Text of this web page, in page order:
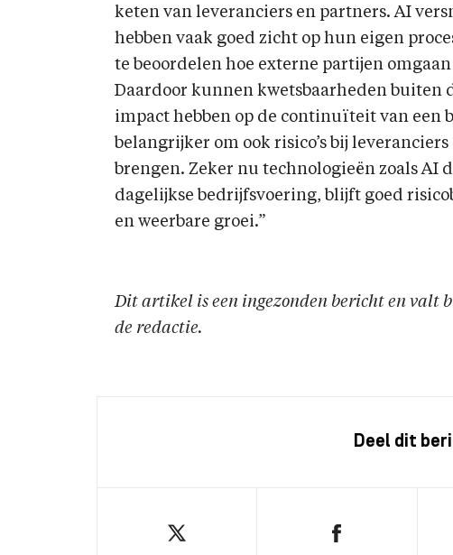
keten van leveranciers en partners. AI
hebben vaak goed zicht op hun eigen
te beoordelen hoe externe partijen
Daardoor kunnen kwetsbaarheden buiten
impact hebben op de continuïteit van een
belangrijker om ook risico’s bij
brengen. Zeker nu technologieën zoals AI
dagelijkse bedrijfsvoering, blijft goed
en weerbare groei.”
Dit artikel is een ingezonden bericht en valt
de redactie.
Deel dit